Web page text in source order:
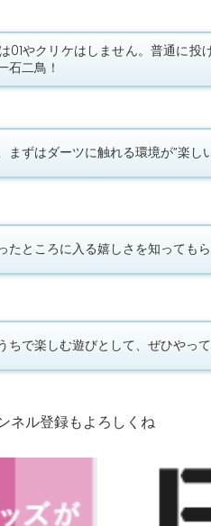
01やクリケはしません。普通に投
石二鳥！
まずはダーツに触れる環境が”楽し
たところに入る嬉しさを知っても
ちで楽しむ遊びとして、ぜひやっ
ネル登録もよろしくね